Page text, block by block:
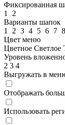
Фиксированная
1
2
Варианты шапок
1
2 3 4 5 6 7 8
Цвет меню
Цветное Светлое
Уровень
2 3 4
Выгружать в
Отображать
Использовать